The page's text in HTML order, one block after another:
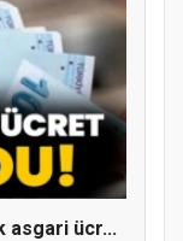
ZİYARET
asgari ücr...